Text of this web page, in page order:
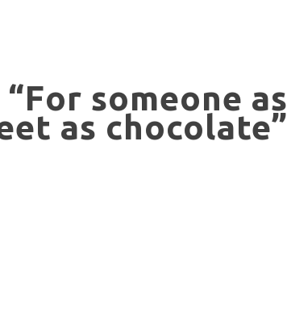
“For someone as
as chocolate”